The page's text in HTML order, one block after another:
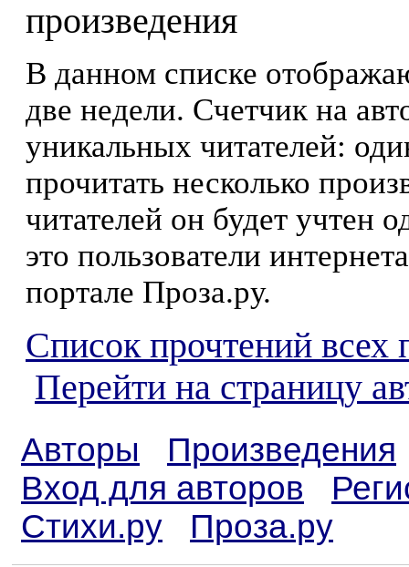
произведения
В данном списке
две недели. Счетчик на
уникальных читателей:
прочитать несколько
читателей он будет учтен
это пользователи
портале Проза.ру.
Список прочтений всех
Перейти на страницу
Авторы
Произведения
Вход для авторов
Стихи.ру
Проза.ру